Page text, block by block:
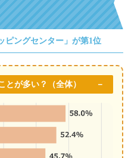
ピングセンター」が第1位
とが多い？（全体）